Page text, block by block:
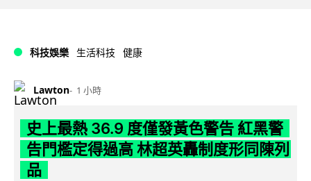
科技娛樂 生活科技 健康
Lawton 1 小時
史上最熱 36.9 度僅發黃色警告 紅黑警
告門檻定得過高 林超英轟制度形同陳列
品